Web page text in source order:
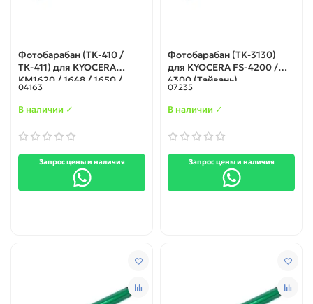
Фотобарабан (TK-410 /
ТК-411) для KYOCERA
KM1620 / 1648 / 1650 /
2020 / 2050 (Тайвань)
04163
В наличии ✓
Запрос цены и наличия
Фотобарабан (TK-3130)
для KYOCERA FS-4200 /
4300 (Тайвань)
07235
В наличии ✓
Запрос цены и наличия